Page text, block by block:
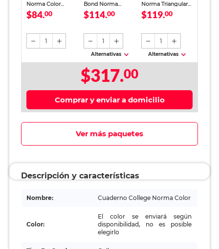
Norma Color
Cuadro Chico 100
$84.00
1
Bond Norma
Creatividad Carta
$114.00
1
Alternativas
Norma Triangular
Rojo 10 piezas
$119.00
1
Alternativas
$317.00
Comprar y enviar a domicilio
Ver más paquetes
Descripción y características
Nombre: Cuaderno College Norma Color
Color:
El color se enviará según
disponibilidad, no es posible
elegirlo